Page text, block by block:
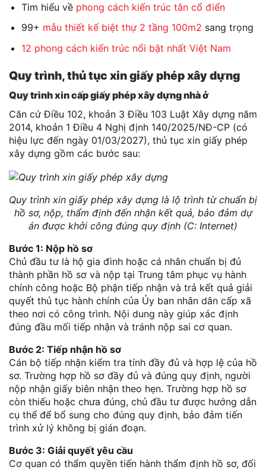
Tim hiểu về phong cách kiến trúc tân cổ điển
99+ mẫu thiết kế biệt thự 2 tầng 100m2 sang trọng
12 phong cách kiến trúc nổi bật nhất Việt Nam
Quy trình, thủ tục xin giấy phép xây dựng
Quy trình xin cấp giấy phép xây dựng nhà ở
Căn cứ Điều 102, khoản 3 Điều 103 Luật Xây dựng năm
2014, khoản 1 Điều 4 Nghị định 140/2025/NĐ-CP (có
hiệu lực đến ngày 01/03/2027), thủ tục xin giấy phép
xây dựng gồm các bước sau:
Quy trình xin giấy phép xây dựng là lộ trình từ chuẩn bị
hồ sơ, nộp, thẩm định đến nhận kết quả, bảo đảm dự
án được khởi công đúng quy định (C: Internet)
Bước 1: Nộp hồ sơ
Chủ đầu tư là hộ gia đình hoặc cá nhân chuẩn bị đủ
thành phần hồ sơ và nộp tại Trung tâm phục vụ hành
chính công hoặc Bộ phận tiếp nhận và trả kết quả giải
quyết thủ tục hành chính của Ủy ban nhân dân cấp xã
theo nơi có công trình. Nội dung này giúp xác định
đúng đầu mối tiếp nhận và tránh nộp sai cơ quan.
Bước 2: Tiếp nhận hồ sơ
Cán bộ tiếp nhận kiểm tra tính đầy đủ và hợp lệ của hồ
sơ. Trường hợp hồ sơ đầy đủ và đúng quy định, người
nộp nhận giấy biên nhận theo hẹn. Trường hợp hồ sơ
còn thiếu hoặc chưa đúng, chủ đầu tư được hướng dẫn
cụ thể để bổ sung cho đúng quy định, bảo đảm tiến
trình xử lý không bị gián đoạn.
Bước 3: Giải quyết yêu cầu
Cơ quan có thẩm quyền tiến hành thẩm định hồ sơ, đối